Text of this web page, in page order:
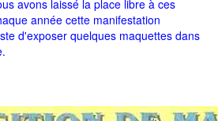
avons laissé la place libre à ces
année cette manifestation
d'exposer quelques maquettes dans